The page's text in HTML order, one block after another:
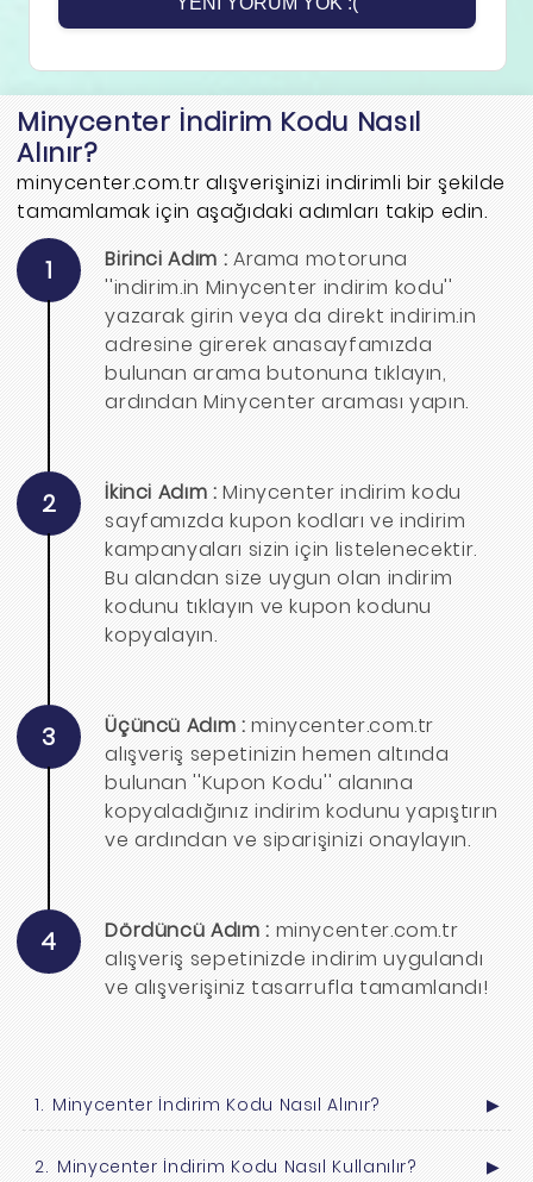
Minycenter İndirim Kodu Nasıl
Alınır?
minycenter.com.tr alışverişinizi indirimli bir şekilde
tamamlamak için aşağıdaki adımları takip edin.
1 Birinci Adım : Arama motoruna
''indirim.in Minycenter indirim kodu''
yazarak girin veya da direkt indirim.in
adresine girerek anasayfamızda
bulunan arama butonuna tıklayın,
ardından Minycenter araması yapın.
2 İkinci Adım : Minycenter indirim kodu
sayfamızda kupon kodları ve indirim
kampanyaları sizin için listelenecektir.
Bu alandan size uygun olan indirim
kodunu tıklayın ve kupon kodunu
kopyalayın.
3 Üçüncü Adım : minycenter.com.tr
alışveriş sepetinizin hemen altında
bulunan ''Kupon Kodu'' alanına
kopyaladığınız indirim kodunu yapıştırın
ve ardından ve siparişinizi onaylayın.
4 Dördüncü Adım : minycenter.com.tr
alışveriş sepetinizde indirim uygulandı
ve alışverişiniz tasarrufla tamamlandı!
Minycenter İndirim Kodu Nasıl Alınır? ▶
Minycenter İndirim Kodu Nasıl Kullanılır? ▶